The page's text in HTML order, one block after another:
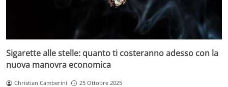
Sigarette alle stelle: quanto ti costeranno adesso con la
nuova manovra economica
Christian Camberini 25 Ottobre 2025